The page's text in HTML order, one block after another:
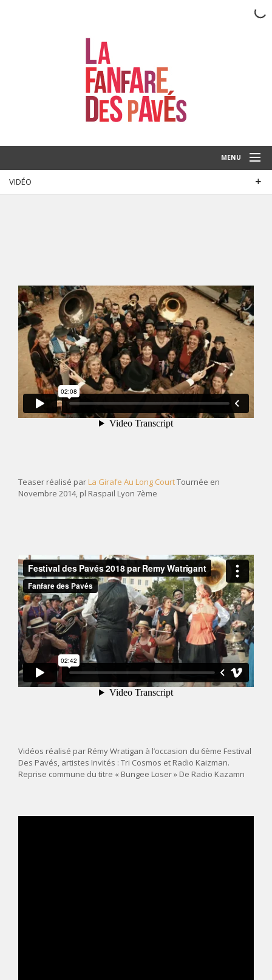
MENU
LA FANFARE
FESTIVAL DES PAVÉS, MUSIQUES DE RUE À LA
GUILLOTIÈRE
VIDÉO
Teaser réalisé par La Girafe Au Long CourtTournée en
Novembre 2014, pl Raspail Lyon 7ème
Vidéos réalisé par Rémy Wratigan à l’occasion du 6ème Festival
Des Pavés, artistes Invités : Tri Cosmos et Radio Kaizman.
Reprise commune du titre « Bungee Loser » De Radio Kazamn